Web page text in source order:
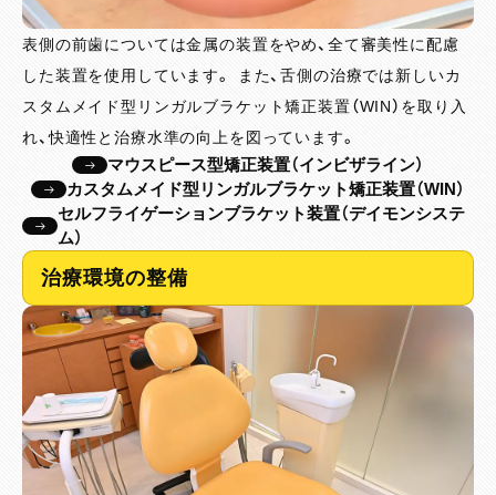
表側の前歯については金属の装置をやめ、全て審美性に配慮
した装置を使用しています。 また、舌側の治療では新しいカ
スタムメイド型リンガルブラケット矯正装置（WIN）を取り入
れ、快適性と治療水準の向上を図っています。
マウスピース型矯正装置（インビザライン）
カスタムメイド型リンガルブラケット矯正装置（WIN）
セルフライゲーションブラケット装置（デイモンシステ
ム）
治療環境の整備